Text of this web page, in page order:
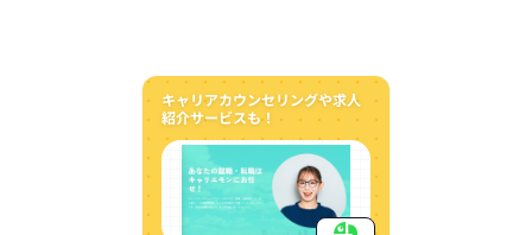
キャリアカウンセリングや求人
紹介サービスも！